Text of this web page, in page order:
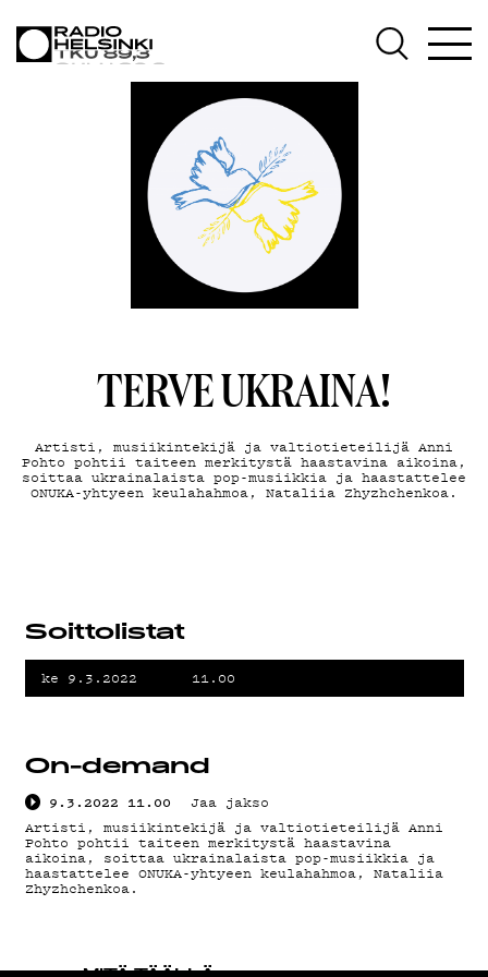
MITÄ TÄÄLLÄ
AJANKOHTAISTA
OHJELMAT
TEKIJÄT
ON-DEMAND
PODCAST
MAINOSTA
YHTEYSTIEDOT
G LIVELAB
YSTÄVÄKLUBI
TIETOSUOJA
TERVE UKRAINA!
Artisti, musiikintekijä ja valtiotieteilijä Anni
Pohto pohtii taiteen merkitystä haastavina aikoina,
soittaa ukrainalaista pop-musiikkia ja haastattelee
ONUKA-yhtyeen keulahahmoa, Nataliia Zhyzhchenkoa.
Soittolistat
ke 9.3.2022 11.00
On-demand
9.3.2022 11.00
Jaa jakso
Artisti, musiikintekijä ja valtiotieteilijä Anni
Pohto pohtii taiteen merkitystä haastavina
aikoina, soittaa ukrainalaista pop-musiikkia ja
haastattelee ONUKA-yhtyeen keulahahmoa, Nataliia
Zhyzhchenkoa.